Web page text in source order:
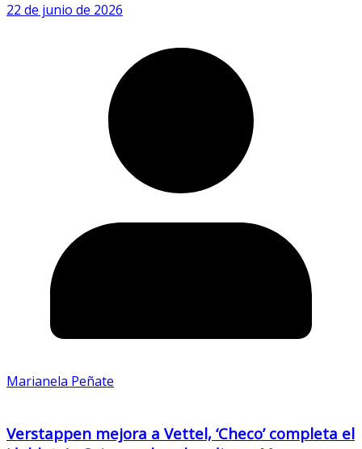
22 de junio de 2026
Marianela Peñate
Verstappen mejora a Vettel, ‘Checo’ completa el